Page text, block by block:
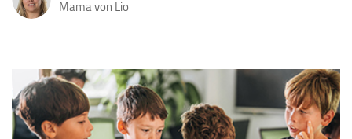
Mama von Lio